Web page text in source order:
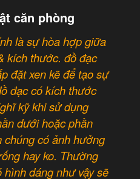
căn phòng
là sự hòa hợp giữa
kích thước. đồ đạc
đặt xen kẽ để tạo sự
đạc có kích thước
kỹ khi sử dụng
dưới hoặc phần
chúng có ảnh hưởng
hay ko. Thường
dáng như vậy sẽ